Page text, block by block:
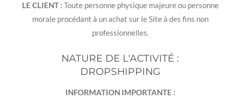
LE CLIENT : Toute personne physique majeure ou personne
morale procédant à un achat sur le Site à des fins non
professionnelles.
NATURE DE L'ACTIVITÉ :
DROPSHIPPING
INFORMATION IMPORTANTE :